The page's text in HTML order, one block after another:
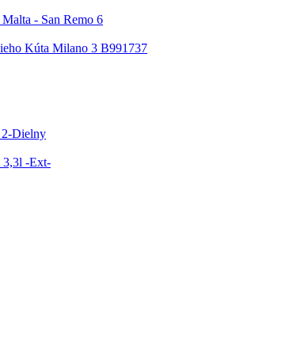
- San Remo 6
Kúta Milano 3 B991737
2-Dielny
3,3l -Ext-